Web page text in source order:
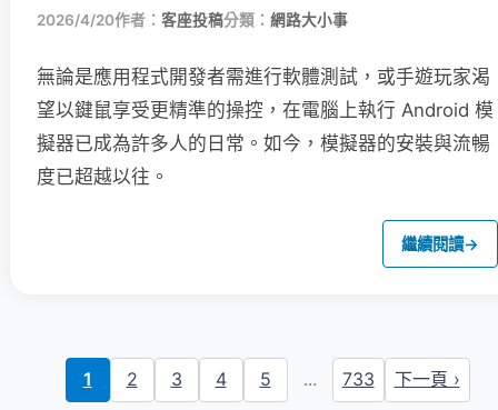
2026/4/20作者： 客座投稿分類： 網路大小事
無論是應用程式開發者需進行軟體測試，或手遊玩家渴
望以鍵鼠享受更精準的操控，在電腦上執行 Android 模
擬器已成為許多人的日常。如今，模擬器的安裝與流暢
度已超越以往。
繼續閱讀→
1 2 3 4 5 ... 733 下一頁 ›